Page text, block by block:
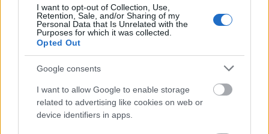
I want to opt-out of Collection, Use,
Retention, Sale, and/or Sharing of my
Personal Data that Is Unrelated with the
Purposes for which it was collected.
Opted Out
Google consents
I want to allow Google to enable storage
related to advertising like cookies on web or
device identifiers in apps.
pizzéria által csepegtetett olíva olaj vagy egyéb
kence nem lenne elegendő, az asztalokra kihelyezett
üvegekből magunk is adagolhatunk a pizzára
pluszban. A Caprimon minden tökéletes volt (nem is
áradozom tovább), így feladatom csak annyiból állt,
hogy elfogyasszam.
You are free to sit at any of the tables, located on the
first floor of Central Market.